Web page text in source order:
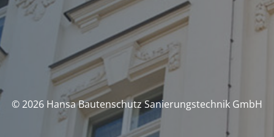
© 2026 Hansa Bautenschutz Sanierungstechnik GmbH